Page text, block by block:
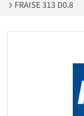
FRAISE 313 D0.8